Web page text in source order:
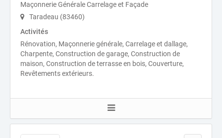
Maçonnerie Générale Carrelage et Façade
Taradeau (83460)
Activités
Rénovation, Maçonnerie générale, Carrelage et dallage,
Charpente, Construction de garage, Construction de
maison, Construction de terrasse en bois, Couverture,
Revêtements extérieurs.